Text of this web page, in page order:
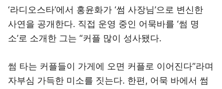
‘라디오스타’에서 홍윤화가 ‘썸 사장님’으로 변신한
사연을 공개한다. 직접 운영 중인 어묵바를 ‘썸 명
소’로 소개한 그는 “커플 많이 성사됐다.
썸 타는 커플들이 가게에 오면 커플로 이어진다”라며
자부심 가득한 미소를 짓는다. 한편, 어묵 바에서 썸